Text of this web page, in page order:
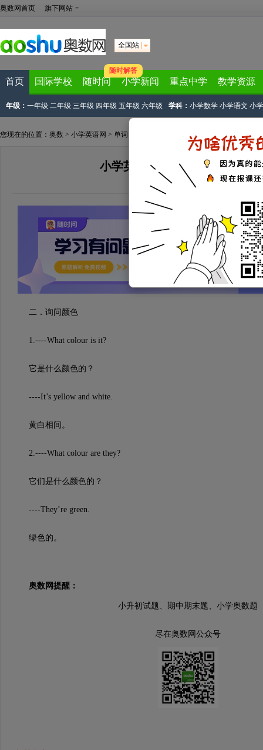
奥数网首页 旗下网站
全国站
首页 国际学校 随时问
随时解答
小学新闻 重点中学 教学资源
年级： 一年级 二年级 三年级 四年级 五年级 六年级 学科： 小学数学 小学语文 小
您现在的位置： 奥数 > 小学英语网 > 单词
小学英语常用句型汇总：询问
来源： 网络整理 2024-01-11 16:25:25
二．询问颜色
1.----What colour is it?
它是什么颜色的？
----It’s yellow and white.
黄白相间。
2.----What colour are they?
它们是什么颜色的？
----They’re green.
绿色的。
奥数网提醒：
小升初试题、期中期末题、小学奥数题
尽在奥数网公众号